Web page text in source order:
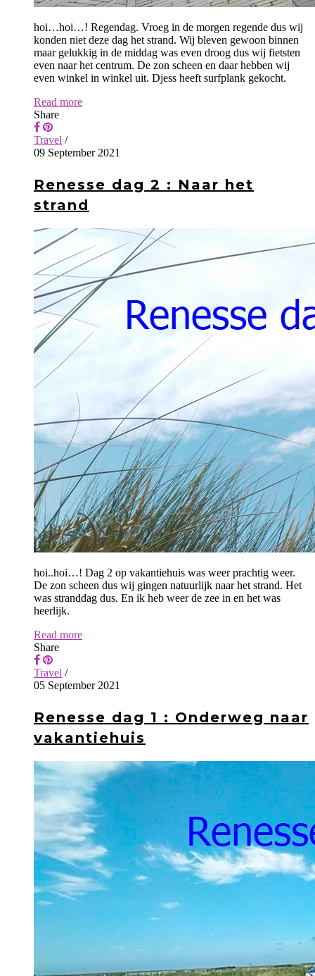
hoi…hoi…! Regendag. Vroeg in de morgen regende dus wij
konden niet deze dag het strand. Wij bleven gewoon binnen
maar gelukkig in de middag was even droog dus wij fietsten
even naar het centrum. De zon scheen en daar hebben wij
even winkel in winkel uit. Djess heeft surfplank gekocht.
Read more
Share
Travel /
09 September 2021
Renesse dag 2 : Naar het
strand
hoi..hoi…! Dag 2 op vakantiehuis was weer prachtig weer.
De zon scheen dus wij gingen natuurlijk naar het strand. Het
was stranddag dus. En ik heb weer de zee in en het was
heerlijk.
Read more
Share
Travel /
05 September 2021
Renesse dag 1 : Onderweg naar
vakantiehuis